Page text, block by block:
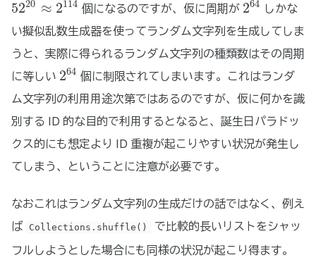
5220 ≈ 2114
5220 ≈2114 個になるのですが、仮に周期が 264
264 しかな
い擬似乱数生成器を使ってランダム文字列を生成してしま
うと、実際に得られるランダム文字列の種類数はその周期
に等しい 264
264 個に制限されてしまいます。これはランダ
ム文字列の利用用途次第ではあるのですが、仮に何かを識
別する ID 的な目的で利用するとなると、誕生日パラドッ
クス的にも想定より ID 重複が起こりやすい状況が発生し
てしまう、ということに注意が必要です。
なおこれはランダム文字列の生成だけの話ではなく、例え
ば Collections.shuffle()
で比較的長いリストをシャッ
フルしようとした場合にも同様の状況が起こり得ます。